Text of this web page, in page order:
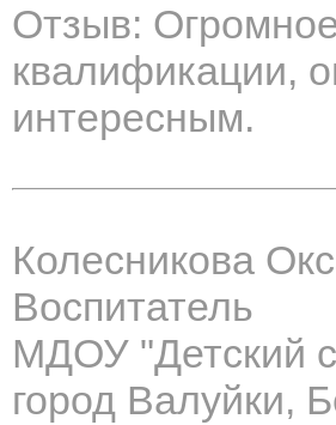
Отзыв:
квалификации,
интересным.
Колесникова
Воспитатель
МДОУ "Детский
город Валуйки,